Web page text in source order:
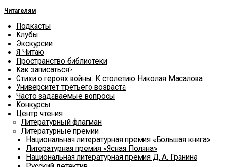
Читателям
Подкасты
Клубы
Экскурсии
Я Читаю
Пространство библиотеки
Как записаться?
Стихи о героях войны. К столетию Николая Масалова
Университет третьего возраста
Часто задаваемые вопросы
Конкурсы
Центр чтения
Литературный флагман
Литературные премии
Национальная литературная премия «Большая книга»
Литературная премия «Ясная Поляна»
Национальная литературная премия Д. А. Гранина